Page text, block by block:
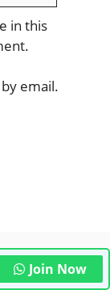
in this
email.
Join Now